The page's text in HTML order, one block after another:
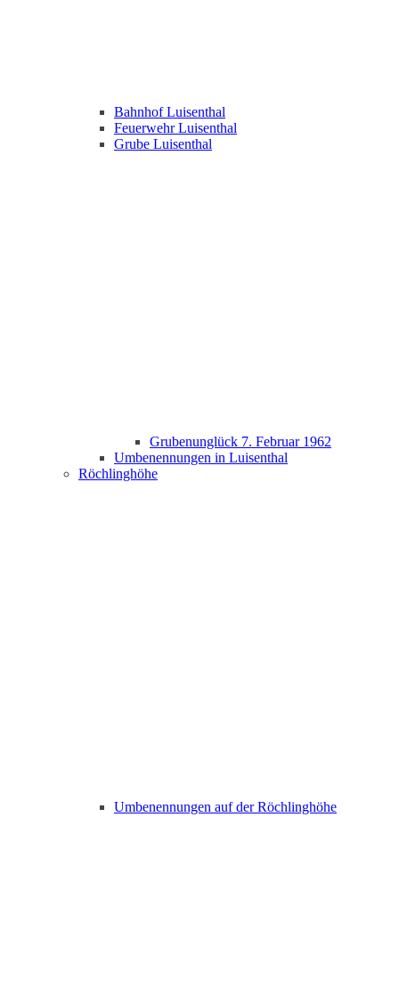
Bahnhof Luisenthal
Feuerwehr Luisenthal
Grube Luisenthal
Grubenunglück 7. Februar 1962
Umbenennungen in Luisenthal
Röchlinghöhe
Umbenennungen auf der Röchlinghöhe